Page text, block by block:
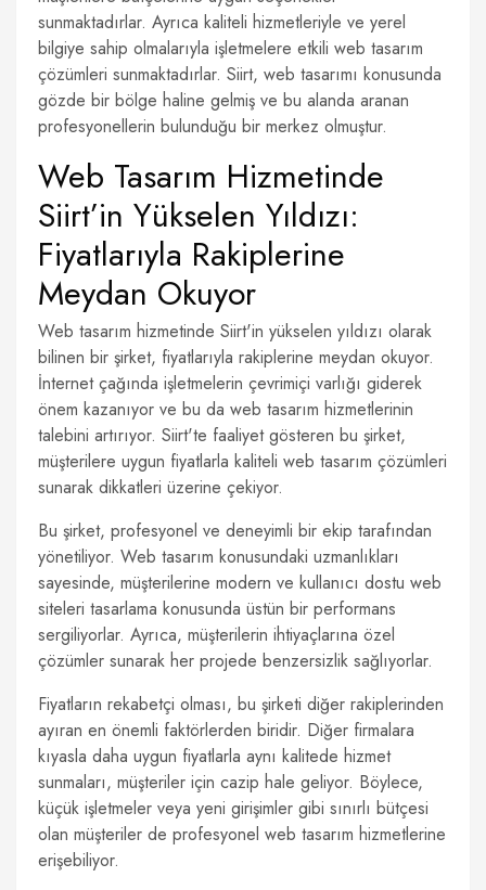
sunmaktadırlar. Ayrıca kaliteli hizmetleriyle ve yerel
bilgiye sahip olmalarıyla işletmelere etkili web tasarım
çözümleri sunmaktadırlar. Siirt, web tasarımı konusunda
gözde bir bölge haline gelmiş ve bu alanda aranan
profesyonellerin bulunduğu bir merkez olmuştur.
Web Tasarım Hizmetinde
Siirt’in Yükselen Yıldızı:
Fiyatlarıyla Rakiplerine
Meydan Okuyor
Web tasarım hizmetinde Siirt'in yükselen yıldızı olarak
bilinen bir şirket, fiyatlarıyla rakiplerine meydan okuyor.
İnternet çağında işletmelerin çevrimiçi varlığı giderek
önem kazanıyor ve bu da web tasarım hizmetlerinin
talebini artırıyor. Siirt'te faaliyet gösteren bu şirket,
müşterilere uygun fiyatlarla kaliteli web tasarım çözümleri
sunarak dikkatleri üzerine çekiyor.
Bu şirket, profesyonel ve deneyimli bir ekip tarafından
yönetiliyor. Web tasarım konusundaki uzmanlıkları
sayesinde, müşterilerine modern ve kullanıcı dostu web
siteleri tasarlama konusunda üstün bir performans
sergiliyorlar. Ayrıca, müşterilerin ihtiyaçlarına özel
çözümler sunarak her projede benzersizlik sağlıyorlar.
Fiyatların rekabetçi olması, bu şirketi diğer rakiplerinden
ayıran en önemli faktörlerden biridir. Diğer firmalara
kıyasla daha uygun fiyatlarla aynı kalitede hizmet
sunmaları, müşteriler için cazip hale geliyor. Böylece,
küçük işletmeler veya yeni girişimler gibi sınırlı bütçesi
olan müşteriler de profesyonel web tasarım hizmetlerine
erişebiliyor.